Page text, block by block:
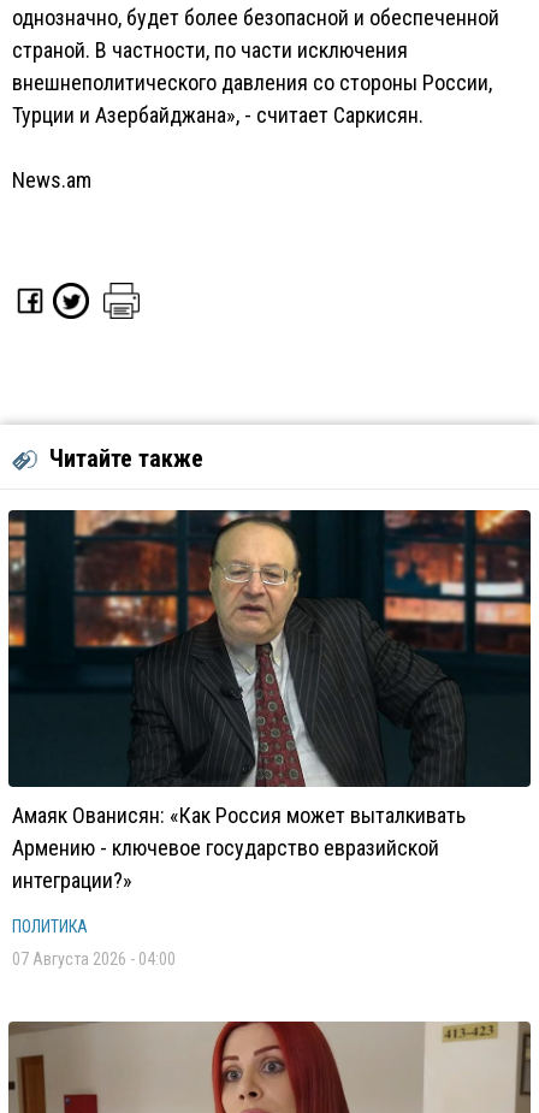
однозначно, будет более безопасной и обеспеченной
страной. В частности, по части исключения
внешнеполитического давления со стороны России,
Турции и Азербайджана», - считает Саркисян.
News.am
Читайте также
Амаяк Ованисян: «Как Россия может выталкивать
Армению - ключевое государство евразийской
интеграции?»
ПОЛИТИКА
07 Августа 2026 - 04:00